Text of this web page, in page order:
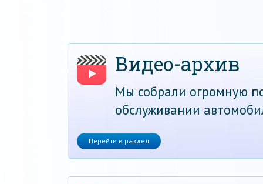
Видео-архив
Мы собрали огромную
обслуживании
Перейти в раздел